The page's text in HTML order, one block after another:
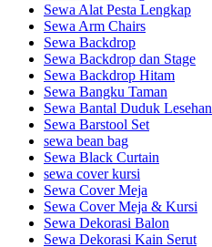
Sewa Alat Pesta Lengkap
Sewa Arm Chairs
Sewa Backdrop
Sewa Backdrop dan Stage
Sewa Backdrop Hitam
Sewa Bangku Taman
Sewa Bantal Duduk Lesehan
Sewa Barstool Set
sewa bean bag
Sewa Black Curtain
sewa cover kursi
Sewa Cover Meja
Sewa Cover Meja & Kursi
Sewa Dekorasi Balon
Sewa Dekorasi Kain Serut